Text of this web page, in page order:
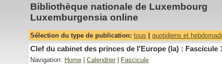
Bibliothèque nationale de Luxembourg
Luxemburgensia online
Sélection du type de publication: tous quotidiens et
Clef du cabinet des princes de l'Europe (la) : Fascicule
Navigation: Home Calendrier Fascicule